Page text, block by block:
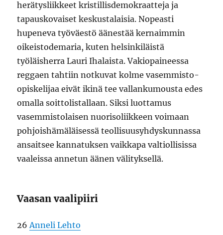
herätysliikkeet kristillisdemokraatteja ja
tapauskovaiset keskustalaisia. Nopeasti
hupeneva työväestö äänestää kernaimmin
oikeistodemaria, kuten helsinkiläistä
työläisherra Lauri Ihalaista. Vakiopaineessa
reggaen tahtiin notkuvat kolme vasemmisto-
opiskelijaa eivät ikinä tee vallankumousta edes
omalla soittolistallaan. Siksi luottamus
vasemmistolaisen nuorisoliikkeen voimaan
pohjoishämäläisessä teollisuusyhdyskunnassa
ansaitsee kannatuksen vaikkapa valtiollisissa
vaaleissa annetun äänen välityksellä.
Vaasan vaalipiiri
26 Anneli Lehto